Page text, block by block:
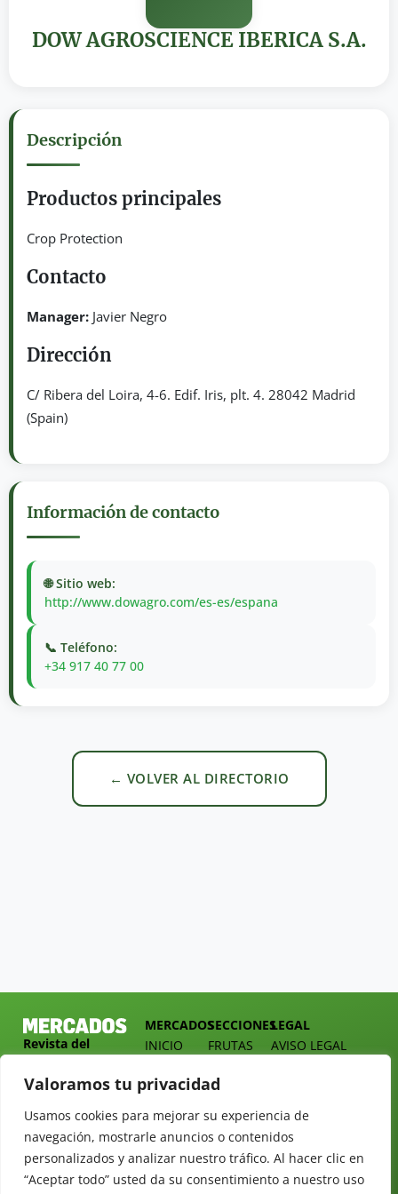
Valoramos tu privacidad
Usamos cookies para mejorar su experiencia de
navegación, mostrarle anuncios o contenidos
personalizados y analizar nuestro tráfico. Al hacer clic en
“Aceptar todo” usted da su consentimiento a nuestro uso
DOW AGROSCIENCE IBERICA S.A.
Descripción
Productos principales
Crop Protection
Contacto
Manager: Javier Negro
Dirección
C/ Ribera del Loira, 4-6. Edif. Iris, plt. 4. 28042 Madrid
(Spain)
Información de contacto
🌐 Sitio web:
http://www.dowagro.com/es-es/espana
📞 Teléfono:
+34 917 40 77 00
← VOLVER AL DIRECTORIO
Revista del
Hortofrutícola
C/
Presidente
Cárdenas nº
10.
MERCADOS
INICIO
SOMOS
Y
TARIFAS
REVISTAS
NEWSLETTER
SECCIONES
FRUTAS
EMPRESA
MERCADOS
ALIMENTACIÓN
OPINIÓN
30 DE
LEGAL
AVISO LEGAL